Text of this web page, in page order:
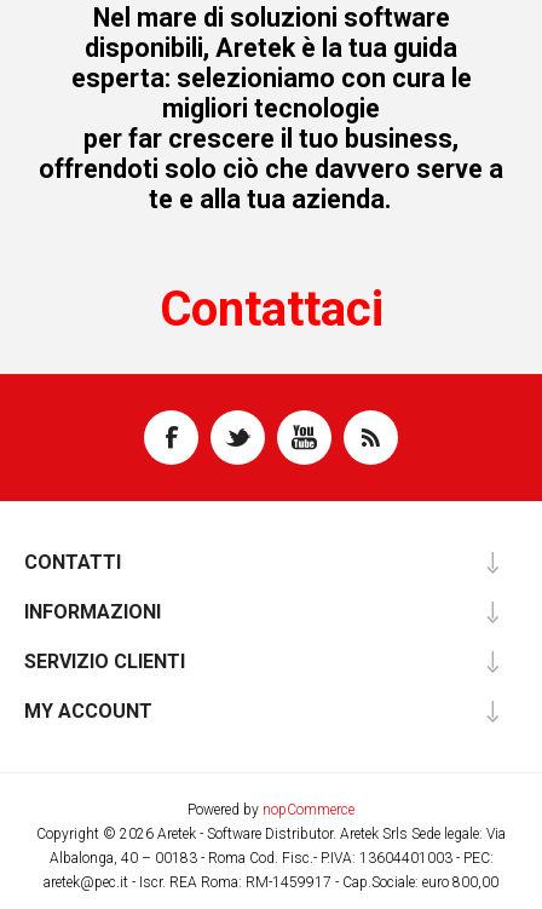
Nel mare di soluzioni software
disponibili, Aretek è la tua guida
esperta: selezioniamo con cura le
migliori tecnologie
per far crescere il tuo business,
offrendoti solo ciò che davvero serve a
te e alla tua azienda.
Contattaci
CONTATTI
INFORMAZIONI
SERVIZIO CLIENTI
MY ACCOUNT
Powered by nopCommerce
Copyright © 2026 Aretek - Software Distributor. Aretek Srls Sede legale: Via
Albalonga, 40 – 00183 - Roma Cod. Fisc.- P.IVA: 13604401003 - PEC:
aretek@pec.it - Iscr. REA Roma: RM-1459917 - Cap.Sociale: euro 800,00